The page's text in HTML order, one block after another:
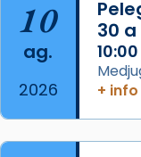
Aquest
missa d’acció
comitè
del Sant Pare
10
ag.
2026
30
10:00
+ info